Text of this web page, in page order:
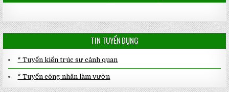
TIN TUYỂN DỤNG
* Tuyển kiến trúc sư cảnh quan
* Tuyển công nhân làm vườn